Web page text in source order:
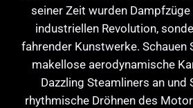
seiner Zeit wurden
industriellen Revolution,
fahrender Kunstwerke. Schauen
makellose aerodynamische
Dazzling Steamliners an und
rhythmische Dröhnen des